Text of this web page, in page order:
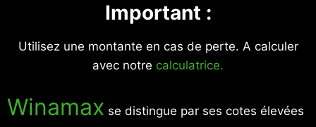
Important :
Utilisez une montante en cas de perte. A calculer
avec notre calculatrice.
Winamax se distingue par ses cotes élevées